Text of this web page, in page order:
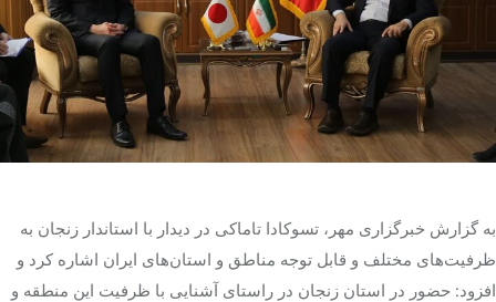
تک کده
پایگاه خبری آبان
خرید موتور ایمپلنت
به گزارش خبرگزاری مهر، تسوکادا تاماکی در دیدار با استاندار زنجان به
ظرفیت‌های مختلف و قابل توجه مناطق و استان‌های ایران اشاره کرد و
افزود: حضور در استان زنجان در راستای آشنایی با ظرفیت این منطقه و